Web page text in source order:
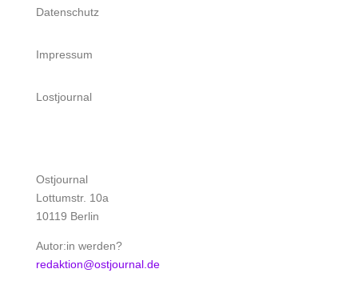
Datenschutz
Impressum
Lostjournal
Ostjournal
Lottumstr. 10a
10119 Berlin
Autor:in werden?
redaktion@ostjournal.de